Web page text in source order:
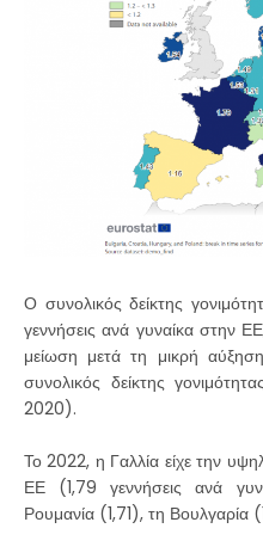
Ο συνολικός δείκτης
γεννήσεις ανά γυναίκα στην
μείωση μετά τη μικρή
συνολικός δείκτης
2020).
Το 2022, η Γαλλία είχε την
ΕΕ (1,79 γεννήσεις ανά
Ρουμανία (1,71), τη Βουλγαρία